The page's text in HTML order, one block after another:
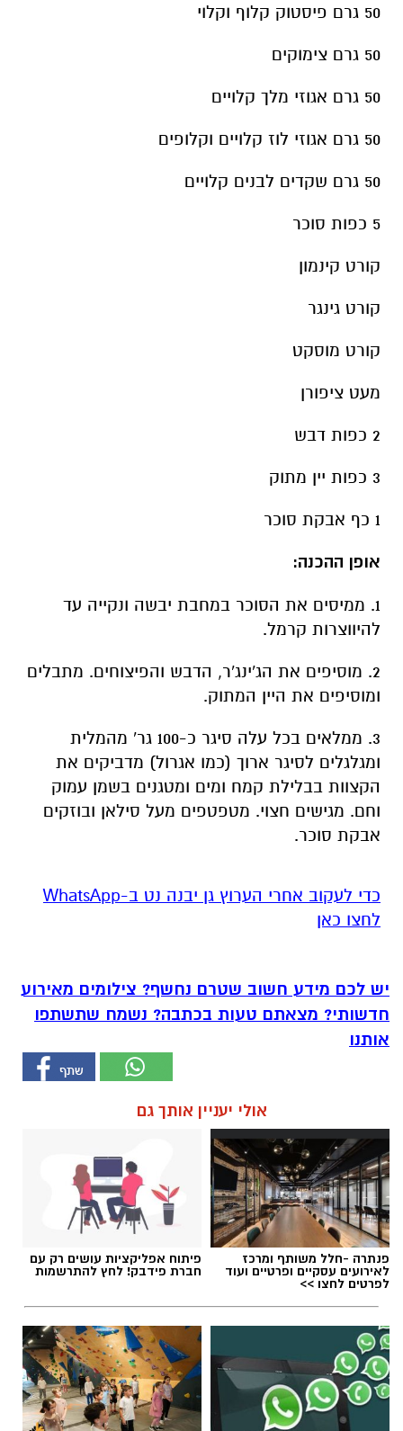
50 גרם פיסטוק קלוף וקלוי
50 גרם צימוקים
50 גרם אגוזי מלך קלויים
50 גרם אגוזי לוז קלויים וקלופים
50 גרם שקדים לבנים קלויים
5 כפות סוכר
קורט קינמון
קורט גינגר
קורט מוסקט
מעט ציפורן
2 כפות דבש
3 כפות יין מתוק
1 כף אבקת סוכר
אופן ההכנה:
1. ממיסים את הסוכר במחבת יבשה ונקייה עד
להיווצרות קרמל.
2. מוסיפים את הג'ינג'ר, הדבש והפיצוחים. מתבלים
ומוסיפים את היין המתוק.
3. ממלאים בכל עלה סיגר כ-100 גר' מהמלית
ומגלגלים לסיגר ארוך (כמו אגרול) מדביקים את
הקצוות בבלילת קמח ומים ומטגנים בשמן עמוק
וחם. מגישים חצוי. מטפטפים מעל סילאן ובוזקים
אבקת סוכר.
‏כדי לעקוב אחרי הערוץ גן יבנה נט ב-WhatsApp
לחצו כאן
יש לכם מידע חשוב שטרם נחשף? צילומים מאירוע
חדשותי? מצאתם טעות בכתבה? נשמח שתשתפו
אותנו
אולי יעניין אותך גם
פנתרה -חלל משותף ומרכז
לאירועים עסקיים ופרטיים ועוד
לפרטים לחצו >>
פיתוח אפליקציות עושים רק עם
חברת פידבק! לחץ להתרשמות